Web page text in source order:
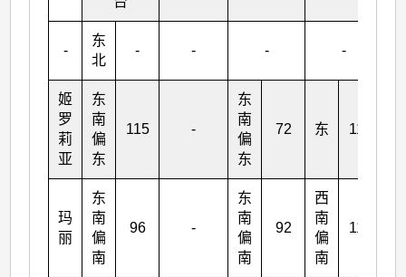
-
东
北
- - - -
姬
罗
莉
亚
东
南
偏
东
115 -
东
南
偏
东
72 东 113
玛
丽
东
南
偏
南
96 -
东
南
偏
南
92
西
南
偏
南
112